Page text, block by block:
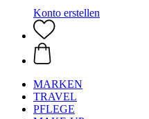
Konto erstellen
MARKEN
TRAVEL
PFLEGE